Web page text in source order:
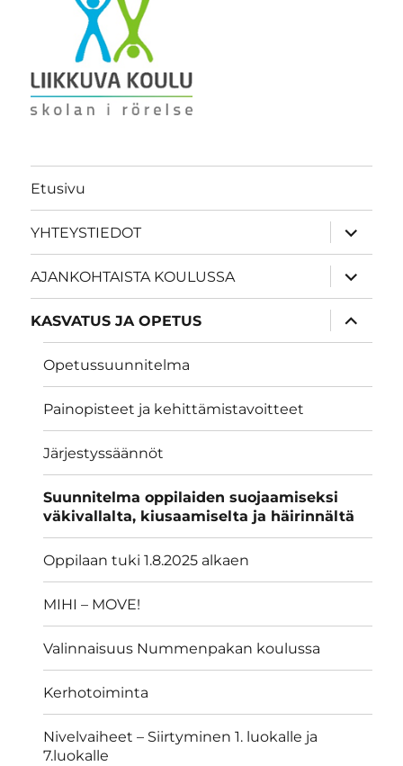
Etusivu
YHTEYSTIEDOT
näytä
AJANKOHTAISTA KOULUSSA
näytä
KASVATUS JA OPETUS
näytä
Opetussuunnitelma
Painopisteet ja kehittämistavoitteet
Järjestyssäännöt
Suunnitelma oppilaiden suojaamiseksi
väkivallalta, kiusaamiselta ja häirinnältä
Oppilaan tuki 1.8.2025 alkaen
MIHI – MOVE!
Valinnaisuus Nummenpakan koulussa
Kerhotoiminta
Nivelvaiheet – Siirtyminen 1. luokalle ja
7.luokalle